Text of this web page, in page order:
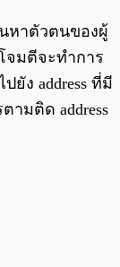
หาตัวตนของผู้
จมตีจะทำการ
ยัง address ที่มี
ามติด address